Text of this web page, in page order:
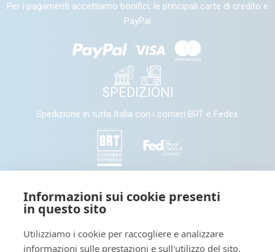
Informazioni sui cookie presenti
in questo sito
Utilizziamo i cookie per raccogliere e analizzare
informazioni sulle prestazioni e sull'utilizzo del sito,
Per i pagamenti accettiamo bonifici, le principali carte di credito e
PayPal
SPEDIZIONI
Spedizione in tutta Italia con i corrieri BRT e Fedex.
SEGUICI
Seguici e condividi con noi sui nostri canali social